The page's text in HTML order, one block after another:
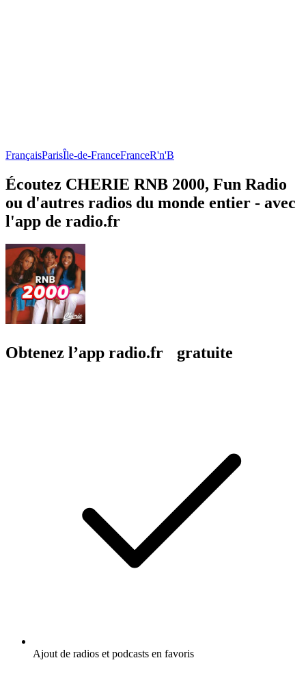
FrançaisParisÎle-de-FranceFranceR'n'B
Écoutez CHERIE RNB 2000, Fun Radio
ou d'autres radios du monde entier - avec
l'app de radio.fr
Obtenez l’app radio.fr gratuite
Ajout de radios et podcasts en favoris